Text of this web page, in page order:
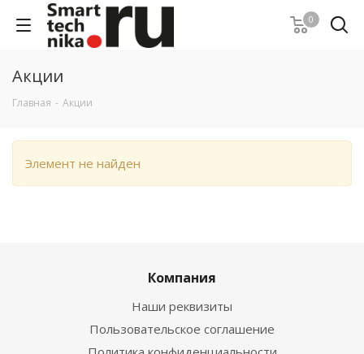
0
Акции
Главная - Акции
Элемент не найден
Компания
Наши реквизиты
Пользовательское соглашение